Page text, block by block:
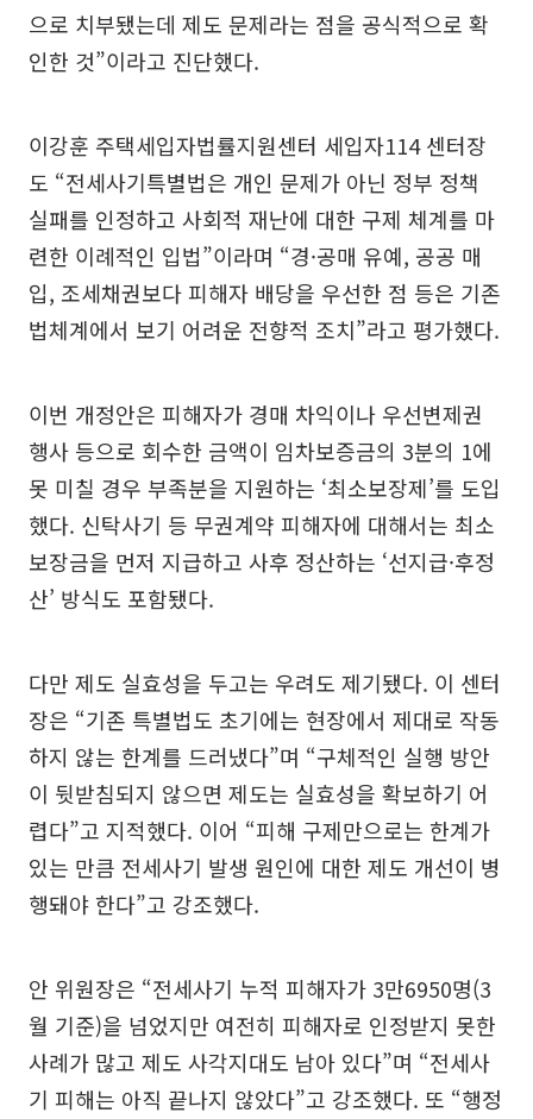
으로 치부됐는데 제도 문제라는 점을 공식적으로 확
인한 것”이라고 진단했다.
이강훈 주택세입자법률지원센터 세입자114 센터장
도 “전세사기특별법은 개인 문제가 아닌 정부 정책
실패를 인정하고 사회적 재난에 대한 구제 체계를 마
련한 이례적인 입법”이라며 “경·공매 유예, 공공 매
입, 조세채권보다 피해자 배당을 우선한 점 등은 기존
법체계에서 보기 어려운 전향적 조치”라고 평가했다.
이번 개정안은 피해자가 경매 차익이나 우선변제권
행사 등으로 회수한 금액이 임차보증금의 3분의 1에
못 미칠 경우 부족분을 지원하는 ‘최소보장제’를 도입
했다. 신탁사기 등 무권계약 피해자에 대해서는 최소
보장금을 먼저 지급하고 사후 정산하는 ‘선지급·후정
산’ 방식도 포함됐다.
다만 제도 실효성을 두고는 우려도 제기됐다. 이 센터
장은 “기존 특별법도 초기에는 현장에서 제대로 작동
하지 않는 한계를 드러냈다”며 “구체적인 실행 방안
이 뒷받침되지 않으면 제도는 실효성을 확보하기 어
렵다”고 지적했다. 이어 “피해 구제만으로는 한계가
있는 만큼 전세사기 발생 원인에 대한 제도 개선이 병
행돼야 한다”고 강조했다.
안 위원장은 “전세사기 누적 피해자가 3만6950명(3
월 기준)을 넘었지만 여전히 피해자로 인정받지 못한
사례가 많고 제도 사각지대도 남아 있다”며 “전세사
기 피해는 아직 끝나지 않았다”고 강조했다. 또 “행정